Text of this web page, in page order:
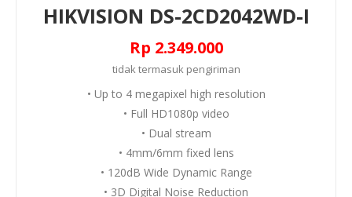
HIKVISION DS-2CD2042WD-I
Rp 2.349.000
tidak termasuk pengiriman
• Up to 4 megapixel high resolution
• Full HD1080p video
• Dual stream
• 4mm/6mm fixed lens
• 120dB Wide Dynamic Range
• 3D Digital Noise Reduction